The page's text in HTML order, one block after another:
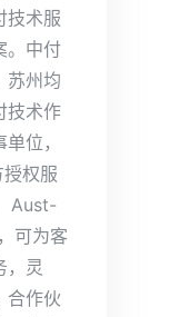
技术服
。中付
苏州均
技术作
位，
权服
Aust-
可为客
，灵
合作伙